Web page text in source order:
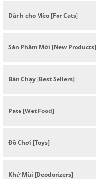
Dành cho Mèo [For Cats]
Sản Phẩm Mới [New Products]
Bán Chạy [Best Sellers]
Pate [Wet Food]
Đồ Chơi [Toys]
Khử Mùi [Deodorizers]